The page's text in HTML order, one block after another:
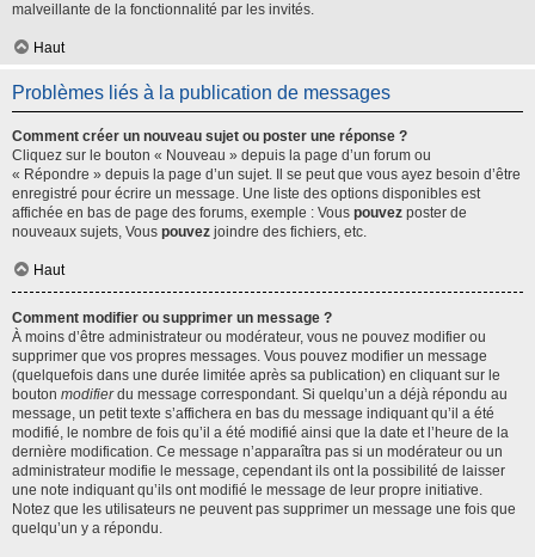
malveillante de la fonctionnalité par les invités.
Haut
Problèmes liés à la publication de messages
Comment créer un nouveau sujet ou poster une réponse ?
Cliquez sur le bouton « Nouveau » depuis la page d’un forum ou
« Répondre » depuis la page d’un sujet. Il se peut que vous ayez besoin d’être
enregistré pour écrire un message. Une liste des options disponibles est
affichée en bas de page des forums, exemple : Vous pouvez poster de
nouveaux sujets, Vous pouvez joindre des fichiers, etc.
Haut
Comment modifier ou supprimer un message ?
À moins d’être administrateur ou modérateur, vous ne pouvez modifier ou
supprimer que vos propres messages. Vous pouvez modifier un message
(quelquefois dans une durée limitée après sa publication) en cliquant sur le
bouton modifierdu message correspondant. Si quelqu’un a déjà répondu au
message, un petit texte s’affichera en bas du message indiquant qu’il a été
modifié, le nombre de fois qu’il a été modifié ainsi que la date et l’heure de la
dernière modification. Ce message n’apparaîtra pas si un modérateur ou un
administrateur modifie le message, cependant ils ont la possibilité de laisser
une note indiquant qu’ils ont modifié le message de leur propre initiative.
Notez que les utilisateurs ne peuvent pas supprimer un message une fois que
quelqu’un y a répondu.